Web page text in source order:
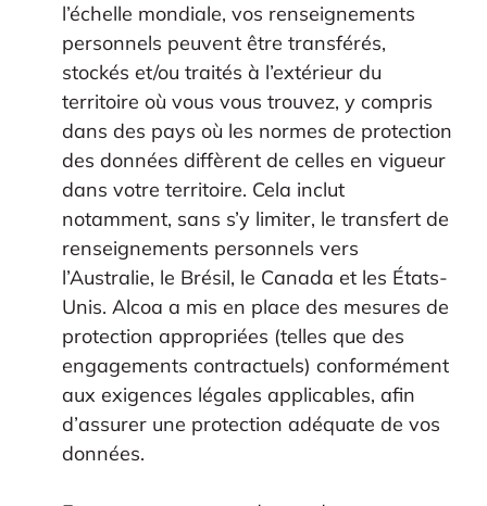
l’échelle mondiale, vos renseignements
personnels peuvent être transférés,
stockés et/ou traités à l’extérieur du
territoire où vous vous trouvez, y compris
dans des pays où les normes de protection
des données diffèrent de celles en vigueur
dans votre territoire. Cela inclut
notamment, sans s’y limiter, le transfert de
renseignements personnels vers
l’Australie, le Brésil, le Canada et les États-
Unis. Alcoa a mis en place des mesures de
protection appropriées (telles que des
engagements contractuels) conformément
aux exigences légales applicables, afin
d’assurer une protection adéquate de vos
données.